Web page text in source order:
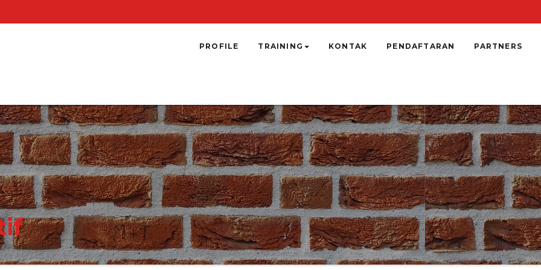
PROFILE TRAINING KONTAK PENDAFTARAN PARTNERS